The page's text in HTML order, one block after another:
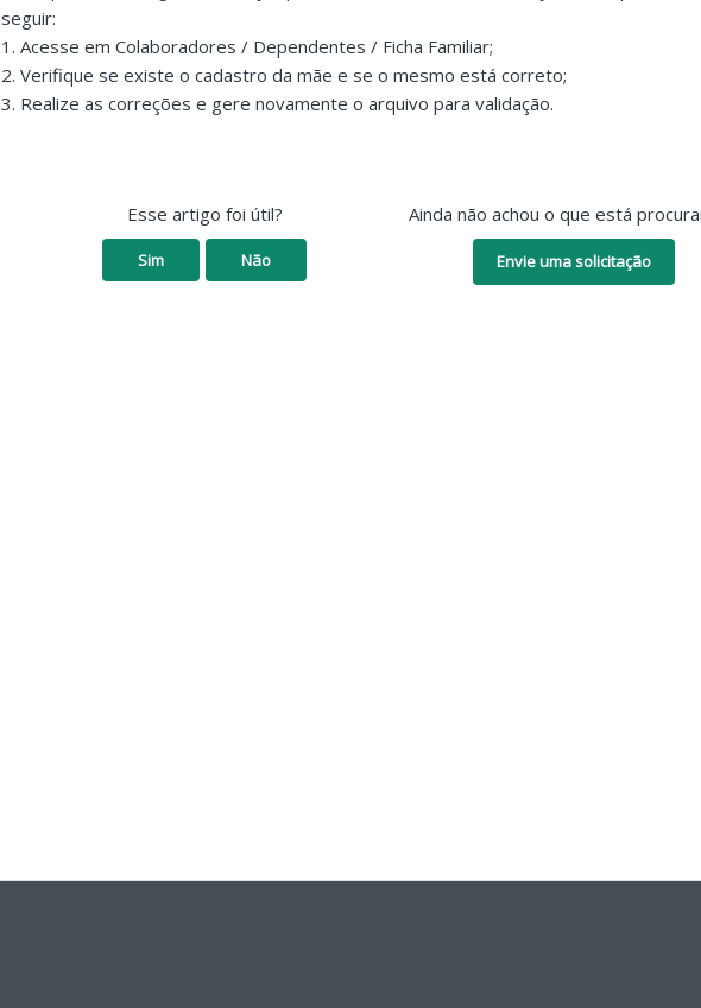
seguir:
1. Acesse em Colaboradores / Dependentes / Ficha Familiar;
2. Verifique se existe o cadastro da mãe e se o mesmo está correto;
3. Realize as correções e gere novamente o arquivo para validação.
Esse artigo foi útil?
Sim Não
Ainda não achou o que está
Envie uma solicitação